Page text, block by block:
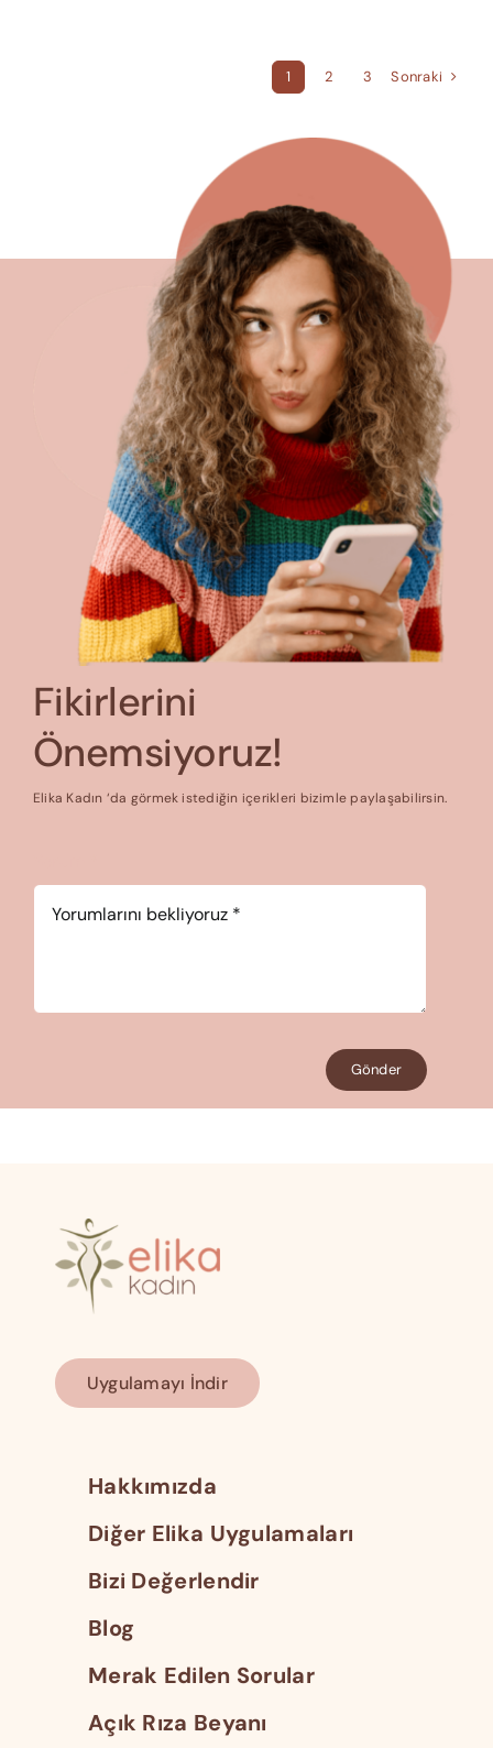
1 2 3 Sonraki
Fikirlerini
Önemsiyoruz!
Elika Kadın ‘da görmek istediğin içerikleri bizimle paylaşabilirsin.
Gönder
Uygulamayı İndir
Hakkımızda
Diğer Elika Uygulamaları
Bizi Değerlendir
Blog
Merak Edilen Sorular
Açık Rıza Beyanı